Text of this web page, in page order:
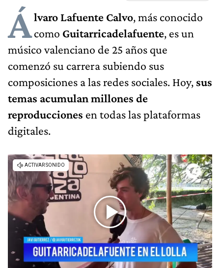
Álvaro Lafuente Calvo, más conocido
como Guitarricadelafuente, es un
músico valenciano de 25 años que
comenzó su carrera subiendo sus
composiciones a las redes sociales. Hoy, sus
temas acumulan millones de
reproducciones en todas las plataformas
digitales.